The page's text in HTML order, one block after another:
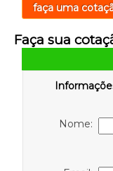
faça uma
Faça sua
Nome: